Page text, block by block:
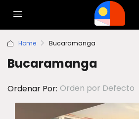
Home Bucaramanga
Bucaramanga
Ordenar Por: Orden por Defecto